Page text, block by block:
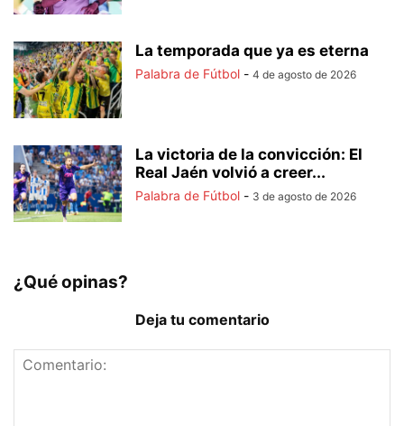
La temporada que ya es eterna
Palabra de Fútbol - 4 de agosto de 2026
La victoria de la convicción: El
Real Jaén volvió a creer...
Palabra de Fútbol - 3 de agosto de 2026
¿Qué opinas?
Deja tu comentario